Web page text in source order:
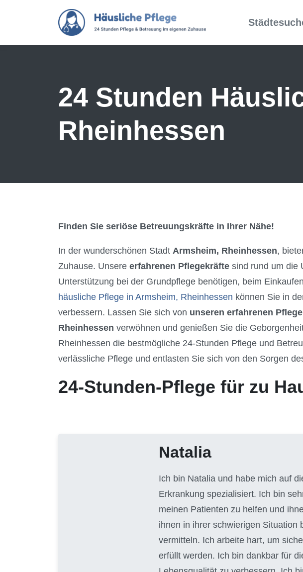
Skip to main content
24 Stunden
Rheinhessen
Finden Sie seriöse Betreuungskräfte in Ihrer Nähe!
In der wunderschönen Stadt Armsheim, Rheinhessen,
Zuhause. Unsere erfahrenen Pflegekräfte sind rund um die
Unterstützung bei der Grundpflege benötigen, beim
häusliche Pflege in Armsheim, Rheinhessen können Sie in
verbessern. Lassen Sie sich von unseren erfahrenen
Rheinhessen verwöhnen und genießen Sie die
Rheinhessen die bestmögliche 24-Stunden Pflege und
verlässliche Pflege und entlasten Sie sich von den Sorgen
24-Stunden-Pflege für zu
Natalia
Ich bin Natalia und habe mich auf
Erkrankung spezialisiert. Ich bin
meinen Patienten zu helfen und
ihnen in ihrer schwierigen Situation
vermitteln. Ich arbeite hart, um
erfüllt werden. Ich bin dankbar für